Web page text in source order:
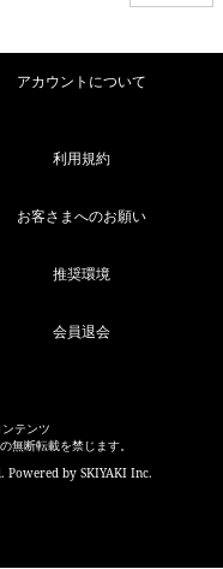
アカウントについて
利用規約
お客さまへのお願い
推奨環境
会員退会
テンツ
無断転載を禁じます。
Powered by SKIYAKI Inc.